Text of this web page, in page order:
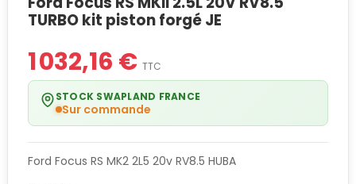
TURBO kit piston forgé JE
1 032,16 € TTC
STOCK SWAPLAND FRANCE
Sur commande
Ford Focus RS MK2 2L5 20v RV8.5 HUBA